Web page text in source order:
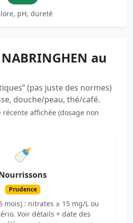
pH, dureté
au
(pas juste des normes)
douche/peau, thé/café.
récente affichée (dosage non
🍼
Prudence
mois) : nitrates ≥ 15 mg/L ou
Voir détails + date des